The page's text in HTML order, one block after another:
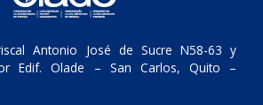
Antonio José de Sucre N58-63 y
Edif. Olade – San Carlos, Quito –